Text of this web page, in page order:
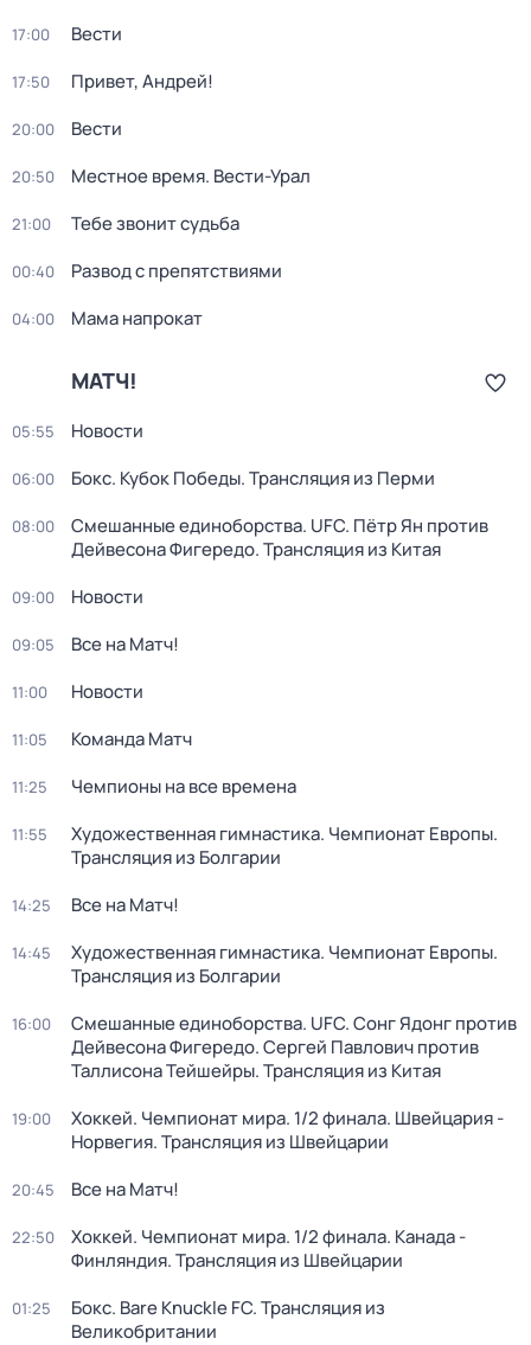
17:00 Вести
17:50 Привет, Андрей!
20:00 Вести
20:50 Местное время. Вести-Урал
21:00 Тебе звонит судьба
00:40 Развод с препятствиями
04:00 Мама напрокат
МАТЧ!
05:55 Новости
06:00 Бокс. Кубок Победы. Трансляция из Перми
08:00
Смешанные единоборства. UFC. Пётр Ян против
Дейвесона Фигередо. Трансляция из Китая
09:00 Новости
09:05 Все на Матч!
11:00 Новости
11:05 Команда Матч
11:25 Чемпионы на все времена
11:55
Художественная гимнастика. Чемпионат Европы.
Трансляция из Болгарии
14:25 Все на Матч!
14:45
Художественная гимнастика. Чемпионат Европы.
Трансляция из Болгарии
16:00
Смешанные единоборства. UFC. Сонг Ядонг против
Дейвесона Фигередо. Сергей Павлович против
Таллисона Тейшейры. Трансляция из Китая
19:00
Хоккей. Чемпионат мира. 1/2 финала. Швейцария -
Норвегия. Трансляция из Швейцарии
20:45 Все на Матч!
22:50
Хоккей. Чемпионат мира. 1/2 финала. Канада -
Финляндия. Трансляция из Швейцарии
01:25
Бокс. Bare Knuckle FC. Трансляция из
Великобритании